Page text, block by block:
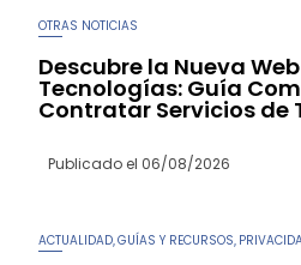
OTRAS NOTICIAS
Descubre la Nueva Web
Tecnologías: Guía
Contratar Servicios de
Publicado el 06/08/2026
ACTUALIDAD,GUÍAS Y RECURSOS,